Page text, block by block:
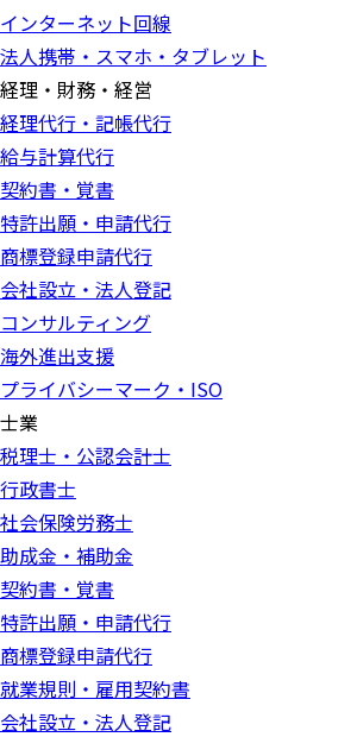
インターネット回線
法人携帯・スマホ・タブレット
経理・財務・経営
経理代行・記帳代行
給与計算代行
契約書・覚書
特許出願・申請代行
商標登録申請代行
会社設立・法人登記
コンサルティング
海外進出支援
プライバシーマーク・ISO
士業
税理士・公認会計士
行政書士
社会保険労務士
助成金・補助金
契約書・覚書
特許出願・申請代行
商標登録申請代行
就業規則・雇用契約書
会社設立・法人登記